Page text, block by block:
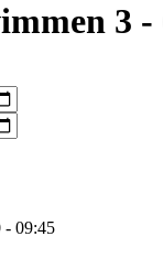
3
- 09:45